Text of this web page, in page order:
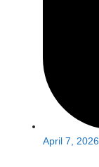
April 7, 2026